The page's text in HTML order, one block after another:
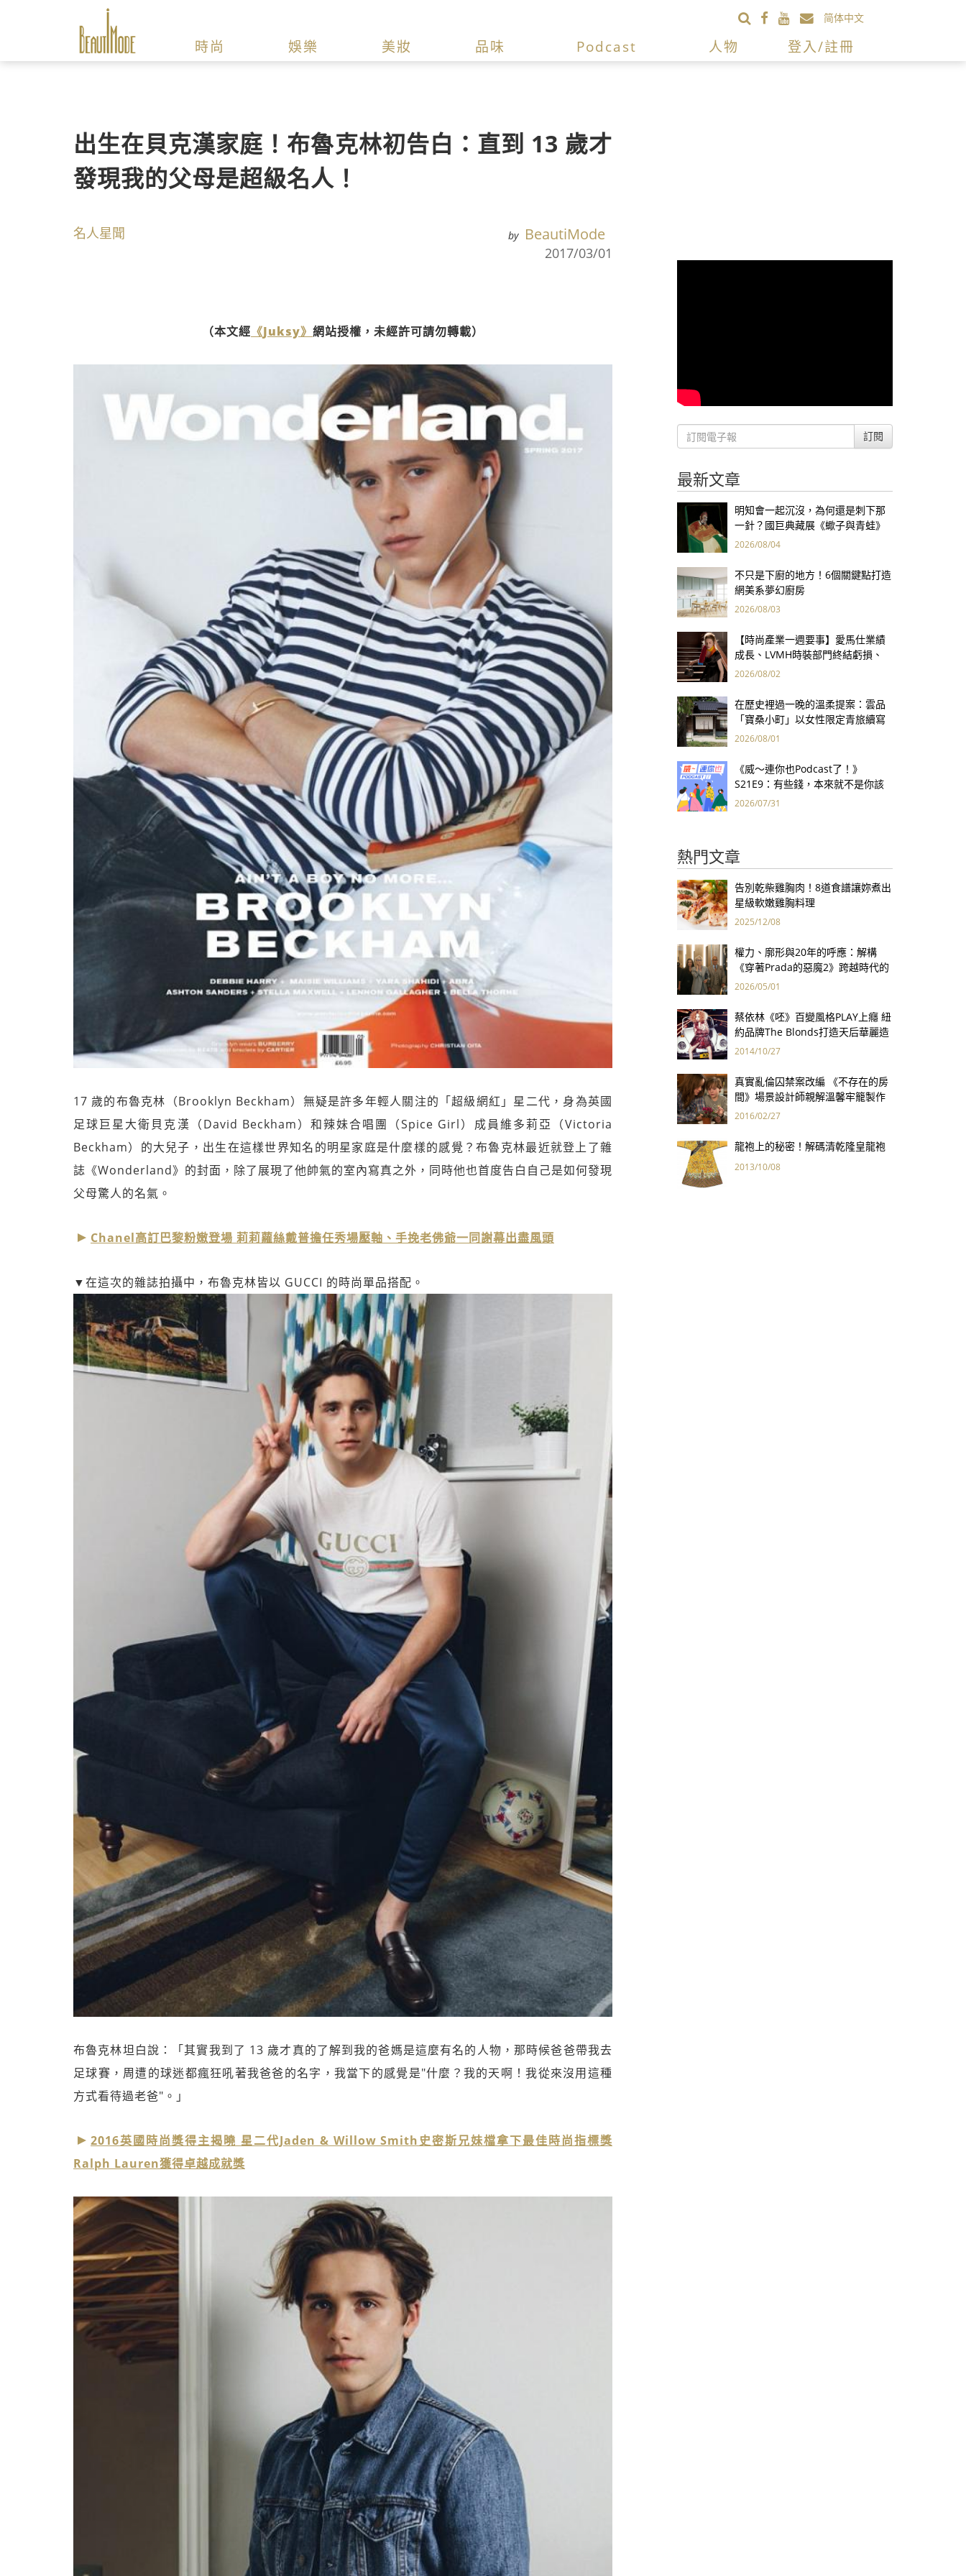
简体中文
時尚 娛樂 美妝 品味 Podcast 人物 登入/註冊
出生在貝克漢家庭！布魯克林初告白：直到 13 歲才
發現我的父母是超級名人！
名人星聞 by BeautiMode
2017/03/01
（本文經 《Juksy》 網站授權，未經許可請勿轉載）
17 歲的布魯克林（Brooklyn Beckham）無疑是許多年輕人關注的「超級網紅」星二代，身為英國
足球巨星大衛貝克漢（David Beckham）和辣妹合唱團（Spice Girl）成員維多莉亞（Victoria
Beckham）的大兒子，出生在這樣世界知名的明星家庭是什麼樣的感覺？布魯克林最近就登上了雜
誌《Wonderland》的封面，除了展現了他帥氣的室內寫真之外，同時他也首度告白自己是如何發現
父母驚人的名氣。
Chanel高訂巴黎粉嫩登場 莉莉蘿絲戴普擔任秀場壓軸、手挽老佛爺一同謝幕出盡風頭
▼在這次的雜誌拍攝中，布魯克林皆以 GUCCI 的時尚單品搭配。
布魯克林坦白說：「其實我到了 13 歲才真的了解到我的爸媽是這麼有名的人物，那時候爸爸帶我去
足球賽，周遭的球迷都瘋狂吼著我爸爸的名字，我當下的感覺是"什麼？我的天啊！我從來沒用這種
方式看待過老爸"。」
2016英國時尚獎得主揭曉 星二代Jaden & Willow Smith史密斯兄妹檔拿下最佳時尚指標獎
Ralph Lauren獲得卓越成就獎
訂閱
最新文章
明知會一起沉沒，為何還是刺下那
一針？國巨典藏展《蠍子與青蛙》
用66件名作拷問人性
2026/08/04
不只是下廚的地方！6個關鍵點打造
網美系夢幻廚房
2026/08/03
【時尚產業一週要事】愛馬仕業績
成長、LVMH時裝部門終結虧損、
Kering轉型策略初現成效、Prada
2026/08/02
在歷史裡過一晚的溫柔提案：雲品
「寶桑小町」以女性限定青旅續寫
台東老屋記憶
2026/08/01
《威～連你也Podcast了！》
S21E9：有些錢，本來就不是你該
賺的——讀《一個投機者的告白》
2026/07/31
熱門文章
告別乾柴雞胸肉！8道食譜讓妳煮出
星級軟嫩雞胸料理
2025/12/08
權力、廓形與20年的呼應：解構
《穿著Prada的惡魔2》跨越時代的
衣櫥哲學
2026/05/01
蔡依林《呸》百變風格PLAY上癮 紐
約品牌The Blonds打造天后華麗造
型
2014/10/27
真實亂倫囚禁案改編 《不存在的房
間》場景設計師親解溫馨牢籠製作
幕後
2016/02/27
龍袍上的秘密！解碼清乾隆皇龍袍
2013/10/08